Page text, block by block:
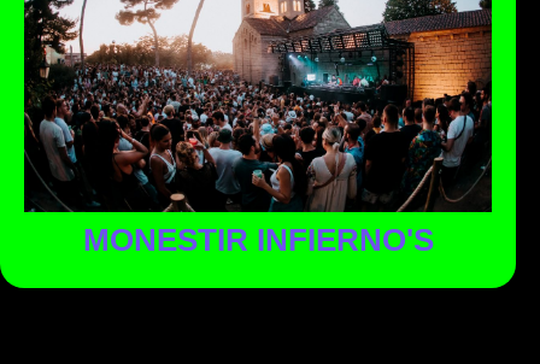
MONESTIR INFIERNO'S
Infierno’s haciendo de la Fiesta de Fin de Año un
FESTIVAL. El monasterio del Poble Espanyol se convierte
en la zona menos santa. Toda la música urbana y el perreo
en un mismo sitio, un espacio para los sonidos de la
música del momento.